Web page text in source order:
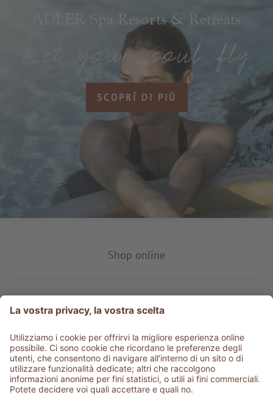
ADLER Spa Resorts & Retreats
SCOPRÍ DI PIÙ
Shop online
Tipo prodotto
Service & info
Be social